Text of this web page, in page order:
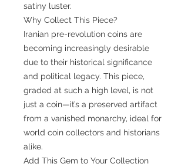
satiny luster.
Why Collect This Piece?
Iranian pre-revolution coins are
becoming increasingly desirable
due to their historical significance
and political legacy. This piece,
graded at such a high level, is not
just a coin—it’s a preserved artifact
from a vanished monarchy, ideal for
world coin collectors and historians
alike.
Add This Gem to Your Collection